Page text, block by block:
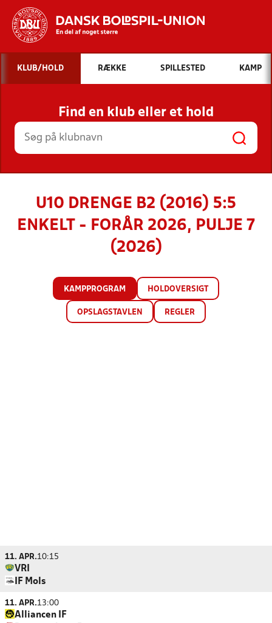
Hvad vil du søge efter?
INDHOLD OG NYHEDER
STILLINGER, RESULTATER, KLUBBER OG
HOLD
KLUB/HOLD RÆKKE SPILLESTED KAMP
Find en klub eller et hold
U10 DRENGE B2 (2016) 5:5
ENKELT - FORÅR 2026, PULJE 7
(2026)
KAMPPROGRAM HOLDOVERSIGT
OPSLAGSTAVLEN REGLER
11. APR.10:15
VRI
IF Mols
11. APR.13:00
Alliancen IF